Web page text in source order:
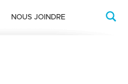
NOUS JOINDRE